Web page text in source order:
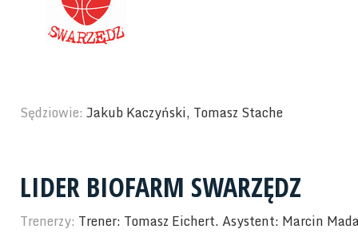
Sędziowie: Jakub Kaczyński, Tomasz Stache
LIDER BIOFARM SWARZĘDZ
Trenerzy: Trener: Tomasz Eichert. Asystent: Marcin